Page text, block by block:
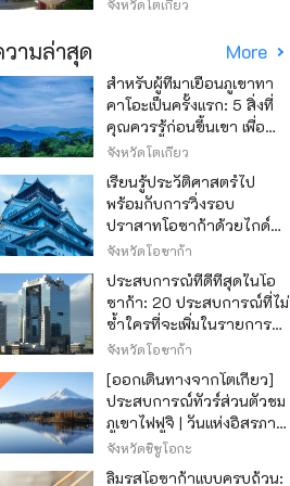
จังหวัดโตเกียว
ามล่าสุด More
สำหรับผู้ที่มาเยือนภูเขาทา
คาโอะเป็นครั้งแรก: 5 สิ่งที่
คุณควรรู้ก่อนขึ้นเขา เพื่อ
ให้การปีนเขาเป็นไปอย่าง
สนุกสนาน
จังหวัดโตเกียว
เรียนรู้ประวัติศาสตร์ไป
พร้อมกับการวิ่งรอบ
ปราสาทโอซาก้าด้วยไกด์
เสียง "วิ่ง วิ่ง เรียนรู้"
จังหวัดโอซาก้า
ประสบการณ์ที่ดีที่สุดในโอ
ซาก้า: 20 ประสบการณ์ที่ไม่
ซ้ำใครที่จะเพิ่มในรายการสิ่ง
ที่อยากทำในการเดินทาง
ของคุณ
จังหวัดโอซาก้า
[ออกเดินทางจากโตเกียว]
ประสบการณ์ทัวร์ส่วนตัวชม
ภูเขาไฟฟูจิ | วันแห่งอิสรภาพ
สุดหรู
จังหวัดชิซูโอกะ
ลิ้มรสโอซาก้าแบบครบถ้วน: